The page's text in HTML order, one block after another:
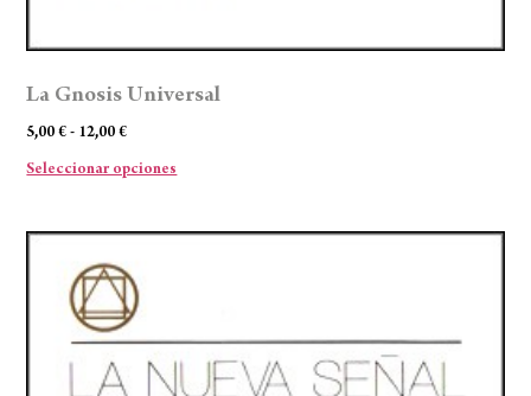
La Gnosis Universal
5,00€ - 12,00€
Seleccionar opciones